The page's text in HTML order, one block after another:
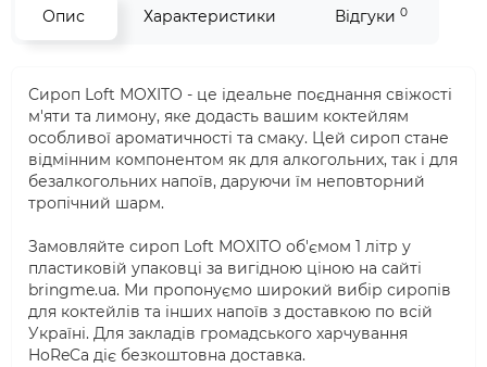
Опис Характеристики Відгуки 0
Сироп Loft МОХІТО - це ідеальне поєднання свіжості
м'яти та лимону, яке додасть вашим коктейлям
особливої ароматичності та смаку. Цей сироп стане
відмінним компонентом як для алкогольних, так і для
безалкогольних напоїв, даруючи їм неповторний
тропічний шарм.
Замовляйте сироп Loft МОХІТО об'ємом 1 літр у
пластиковій упаковці за вигідною ціною на сайті
bringme.ua. Ми пропонуємо широкий вибір сиропів
для коктейлів та інших напоїв з доставкою по всій
Україні. Для закладів громадського харчування
HoReCa діє безкоштовна доставка.